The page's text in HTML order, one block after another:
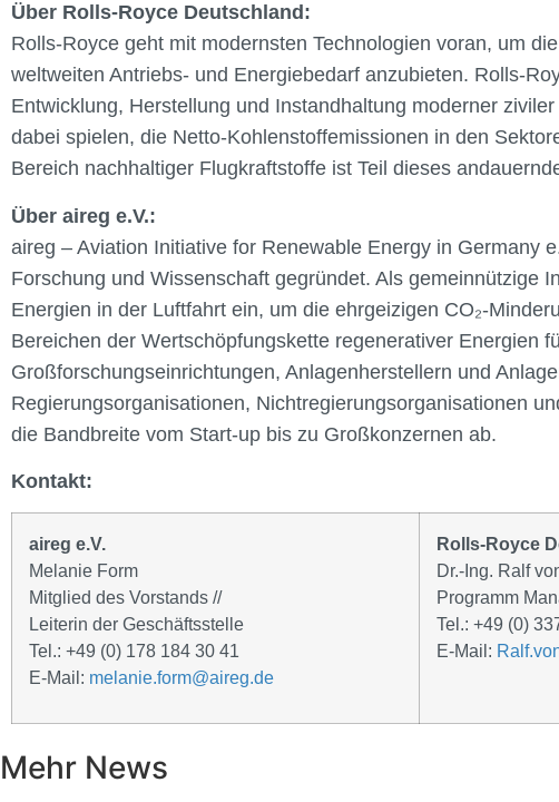
Über Rolls-Royce Deutschland:
Rolls-Royce geht mit modernsten Technologien voran, um
weltweiten Antriebs- und Energiebedarf anzubieten. Rolls-
Entwicklung, Herstellung und Instandhaltung moderner
dabei spielen, die Netto-Kohlenstoffemissionen in den
Bereich nachhaltiger Flugkraftstoffe ist Teil dieses
Über aireg e.V.:
aireg – Aviation Initiative for Renewable Energy in Germany
Forschung und Wissenschaft gegründet. Als gemeinnützige
Energien in der Luftfahrt ein, um die ehrgeizigen CO₂-
Bereichen der Wertschöpfungskette regenerativer Energien
Großforschungseinrichtungen, Anlagenherstellern und
Regierungsorganisationen, Nichtregierungsorganisationen
die Bandbreite vom Start-up bis zu Großkonzernen ab.
Kontakt:
aireg e.V.
Melanie Form
Mitglied des Vorstands //
Leiterin der Geschäftsstelle
Tel.: +49 (0) 178 184 30 41
E-Mail: melanie.form@aireg.de
Rolls-Royce
Dr.-Ing. Ralf
Programm
Tel.: +49 (0)
E-Mail:
Mehr News